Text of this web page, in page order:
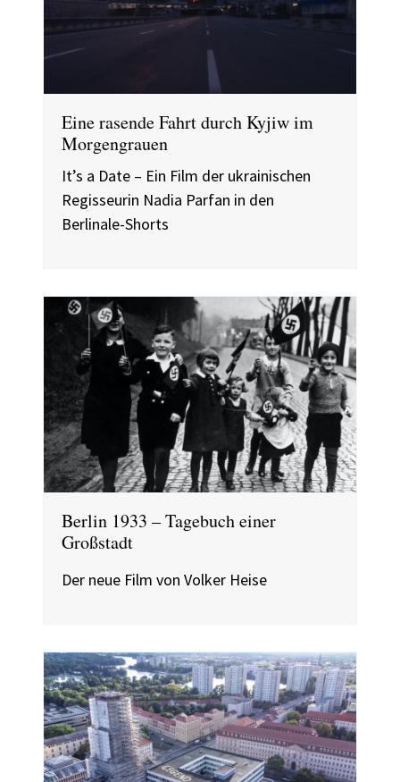
Eine rasende Fahrt durch Kyjiw im
Morgengrauen
It’s a Date – Ein Film der ukrainischen
Regisseurin Nadia Parfan in den
Berlinale-Shorts
Berlin 1933 – Tagebuch einer
Großstadt
Der neue Film von Volker Heise